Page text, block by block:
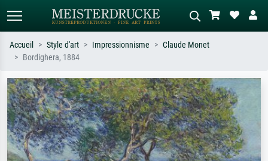
Recherchez par artiste, titre ou style –
ex. Monet, Nuit étoilée,
impressionnisme, vague de Hokusai,
nu.
Décrivez la scène – ex. prairie verte,
abstrait avec beaucoup de rouge,
tableau sombre, nu debout près d'un
arbre.
Accueil Style d'art Impressionnisme
Claude Monet
Bordighera, 1884